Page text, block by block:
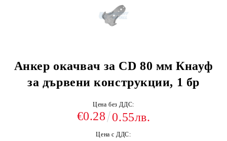
Анкер окачвач за CD 80 мм Кнауф
за дървени конструкции, 1 бр
Цена без ДДС:
€0.28 0.55лв.
Цена с ДДС: